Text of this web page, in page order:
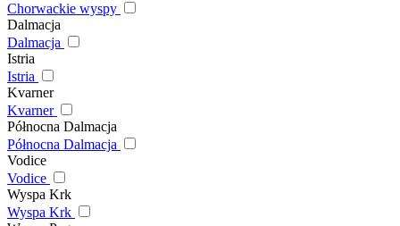
Chorwackie wyspy
Dalmacja
Dalmacja
Istria
Istria
Kvarner
Kvarner
Północna Dalmacja
Północna Dalmacja
Vodice
Vodice
Wyspa Krk
Wyspa Krk